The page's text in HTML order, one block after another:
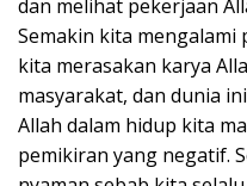
dan melihat pekerjaan
Semakin kita mengalami
kita merasakan karya
masyarakat, dan dunia
Allah dalam hidup kita
pemikiran yang negatif.